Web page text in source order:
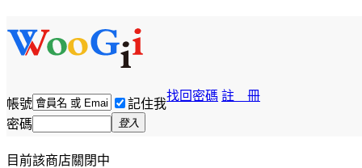
帳號 記住我
找回密碼 註 冊
密碼 登入
目前該商店關閉中